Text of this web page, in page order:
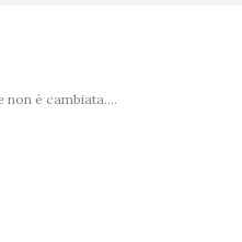
non è cambiata….